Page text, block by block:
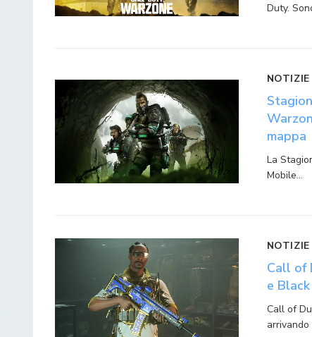
Duty.
NOTIZIE
mappa
La
Mobile…
NOTIZIE
Call of
e
Call of